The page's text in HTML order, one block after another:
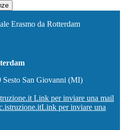
Erasmo da Rotterdam
San Giovanni (MI)
Link per inviare una mail
Link per inviare una